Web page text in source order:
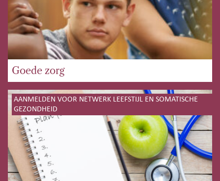
Goede zorg
AANMELDEN VOOR NETWERK LEEFSTIJL EN SOMATISCHE
GEZONDHEID